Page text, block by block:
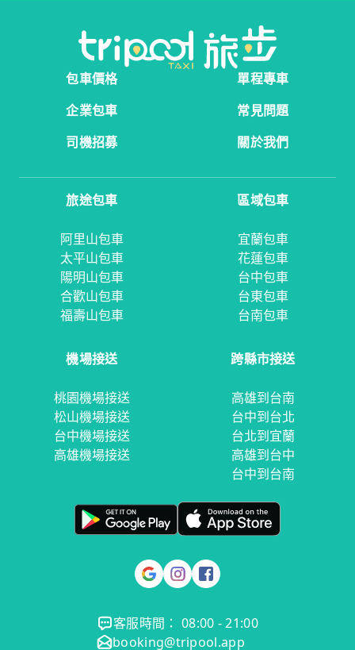
包車價格
單程專車
企業包車
常見問題
司機招募
關於我們
旅途包車
阿里山包車
太平山包車
陽明山包車
合歡山包車
福壽山包車
區域包車
宜蘭包車
花蓮包車
台中包車
台東包車
台南包車
機場接送
桃園機場接送
松山機場接送
台中機場接送
高雄機場接送
跨縣市接送
高雄到台南
台中到台北
台北到宜蘭
高雄到台中
台中到台南
客服時間： 08:00 - 21:00
booking@tripool.app